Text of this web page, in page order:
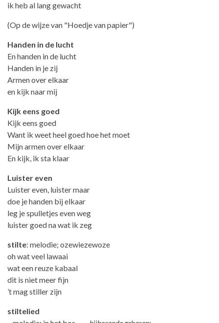
ik heb al lang gewacht
(Op de wijze van "Hoedje van papier")
Handen in de lucht
En handen in de lucht
Handen in je zij
Armen over elkaar
en kijk naar mij
Kijk eens goed
Kijk eens goed
Want ik weet heel goed hoe het moet
Mijn armen over elkaar
En kijk, ik sta klaar
Luister even
Luister even, luister maar
doe je handen bij elkaar
leg je spulletjes even weg
luister goed na wat ik zeg
stilte: melodie; ozewiezewoze
oh wat veel lawaai
wat een reuze kabaal
dit is niet meer fijn
’t mag stiller zijn
stiltelied